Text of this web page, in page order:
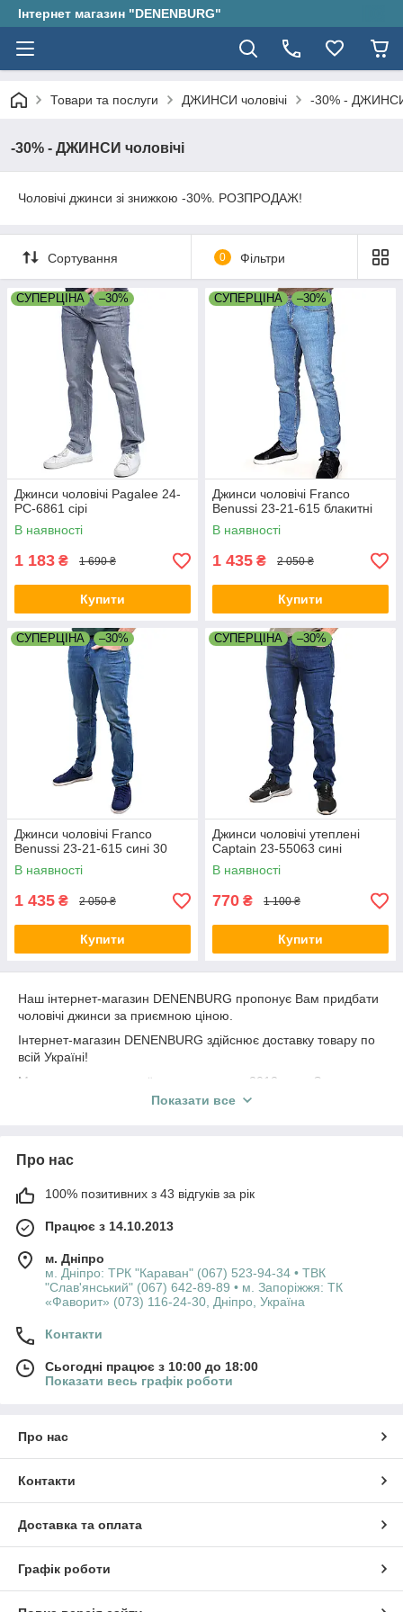
Інтернет магазин "DENENBURG"
Товари та послуги ДЖИНСИ чоловічі -30% - ДЖИНСИ
-30% - ДЖИНСИ чоловічі
Чоловічі джинси зі знижкою -30%. РОЗПРОДАЖ!
Сортування 0 Фільтри
СУПЕРЦІНА –30%
Джинси чоловічі Pagalee 24-
PC-6861 сірі
В наявності
1 183 ₴ 1 690 ₴
Купити
СУПЕРЦІНА –30%
Джинси чоловічі Franco
Benussi 23-21-615 блакитні
В наявності
1 435 ₴ 2 050 ₴
Купити
СУПЕРЦІНА –30%
Джинси чоловічі Franco
Benussi 23-21-615 сині 30
В наявності
1 435 ₴ 2 050 ₴
Купити
СУПЕРЦІНА –30%
Джинси чоловічі утеплені
Captain 23-55063 сині
В наявності
770 ₴ 1 100 ₴
Купити
Наш інтернет-магазин DENENBURG пропонує Вам придбати
чоловічі джинси за приємною ціною.
Інтернет-магазин DENENBURG здійснює доставку товару по
всій Україні!
Ми працюємо на українському ринку з 2012 року. За роки
своєї роботи інтернет-магазин DENENBURG завоював
наших менеджерів-консультантів за телефонами: +38 (067)
або напишіть листа: shop.denenburg@ukr.net.
Ми дуже цінуємо Вашу думку, тому пишіть нам коментарі та
відгуки, залишайте ваші побажання та пропозиції. Спасибі!
Доставка товару інтернет-магазину DENENBURG
здійснюється по всіх регіонах України: Вінницька, Волинська,
Дніпропетровська, Житомирська, Закарпатська, Запорізька,
Івано-Франківська, Київська, Кіровоградська, Львівська,
Тернопільська, Харківська, Херсонська, Хмельницька,
(крім тимчасово окупованих районів) області.
Показати все
Про нас
100% позитивних з 43 відгуків за рік
Працює з 14.10.2013
м. Дніпро
м. Дніпро: ТРК "Караван" (067) 523-94-34 • ТВК
"Слав'янський" (067) 642-89-89 • м. Запоріжжя: ТК
«Фаворит» (073) 116-24-30, Дніпро, Україна
Контакти
Сьогодні працює з 10:00 до 18:00
Показати весь графік роботи
Про нас
Контакти
Доставка та оплата
Графік роботи